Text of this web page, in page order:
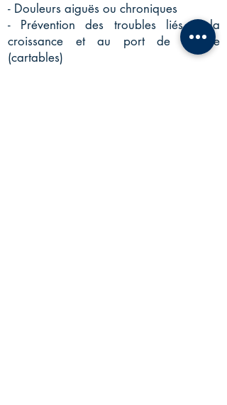
- Douleurs aiguës ou chroniques
- Prévention des troubles liés à la
croissance et au port de charge
(cartables)